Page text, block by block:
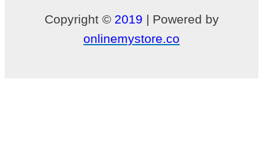
Copyright © 2019 | Powered by
onlinemystore.co